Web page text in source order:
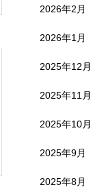
2026年2月
2026年1月
2025年12月
2025年11月
2025年10月
2025年9月
2025年8月